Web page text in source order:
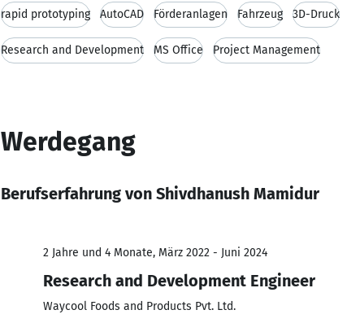
rapid prototyping AutoCAD Förderanlagen Fahrzeug 3D-Druck
Research and Development MS Office Project Management
Werdegang
Berufserfahrung von Shivdhanush Mamidur
2 Jahre und 4 Monate, März 2022 - Juni 2024
Research and Development Engineer
Waycool Foods and Products Pvt. Ltd.